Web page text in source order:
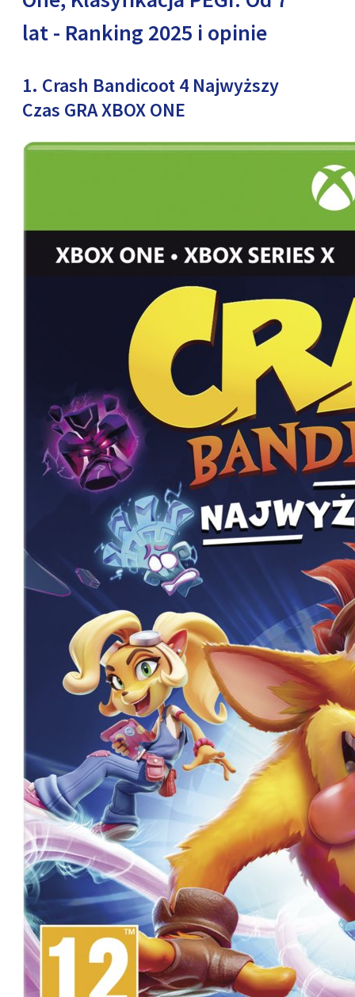
lat - Ranking 2025 i opinie
1. Crash Bandicoot 4 Najwyższy
Czas GRA XBOX ONE